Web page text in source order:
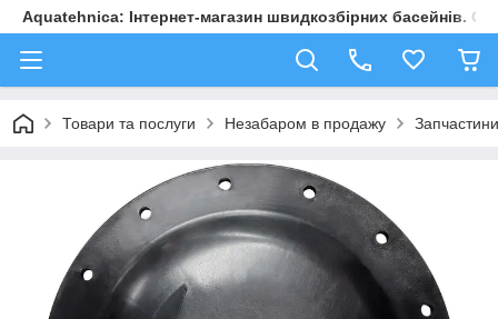
Aquatehnica: Інтернет-магазин швидкозбірних басейнів.
Товари та послуги Незабаром в продажу